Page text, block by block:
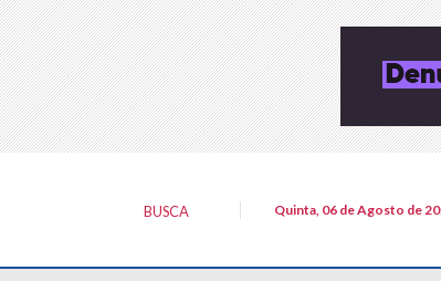
BUSCA Quinta, 06 de Agosto de